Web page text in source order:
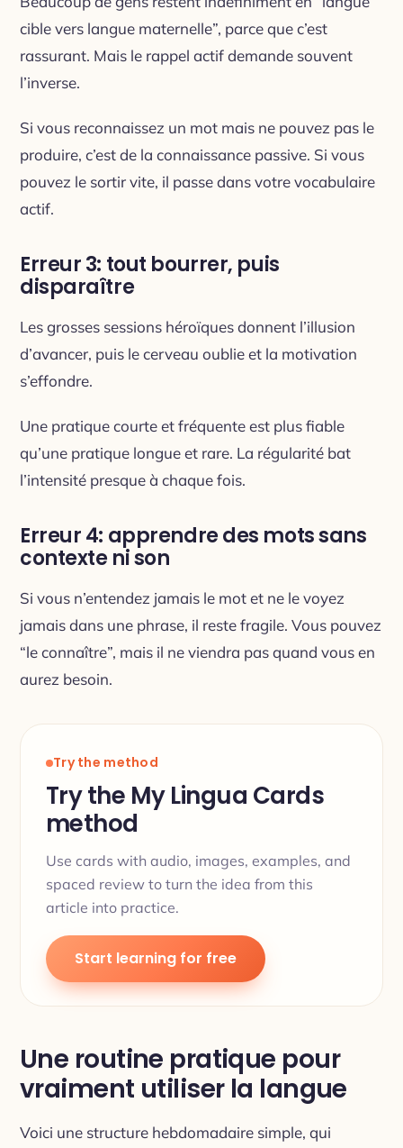
cible vers langue maternelle”, parce que c’est
rassurant. Mais le rappel actif demande souvent
l’inverse.
Si vous reconnaissez un mot mais ne pouvez pas le
produire, c’est de la connaissance passive. Si vous
pouvez le sortir vite, il passe dans votre vocabulaire
actif.
Erreur 3: tout bourrer, puis
disparaître
Les grosses sessions héroïques donnent l’illusion
d’avancer, puis le cerveau oublie et la motivation
s’effondre.
Une pratique courte et fréquente est plus fiable
qu’une pratique longue et rare. La régularité bat
l’intensité presque à chaque fois.
Erreur 4: apprendre des mots sans
contexte ni son
Si vous n’entendez jamais le mot et ne le voyez
jamais dans une phrase, il reste fragile. Vous pouvez
“le connaître”, mais il ne viendra pas quand vous en
aurez besoin.
Try the method
Try the My Lingua Cards
method
Use cards with audio, images, examples, and
spaced review to turn the idea from this
article into practice.
Start learning for free
Une routine pratique pour
vraiment utiliser la langue
Voici une structure hebdomadaire simple, qui